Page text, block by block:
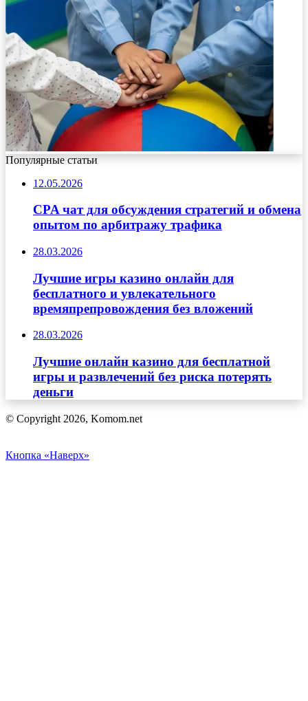
Популярные статьи
12.05.2026
CPA чат для обсуждения стратегий и обмена
опытом по арбитражу трафика
28.03.2026
Лучшие игры казино онлайн для
бесплатного и увлекательного
времяпрепровождения без вложений
28.03.2026
Лучшие онлайн казино для бесплатной
игры и развлечений без риска потерять
деньги
© Copyright 2026, Komom.net
Кнопка «Наверх»